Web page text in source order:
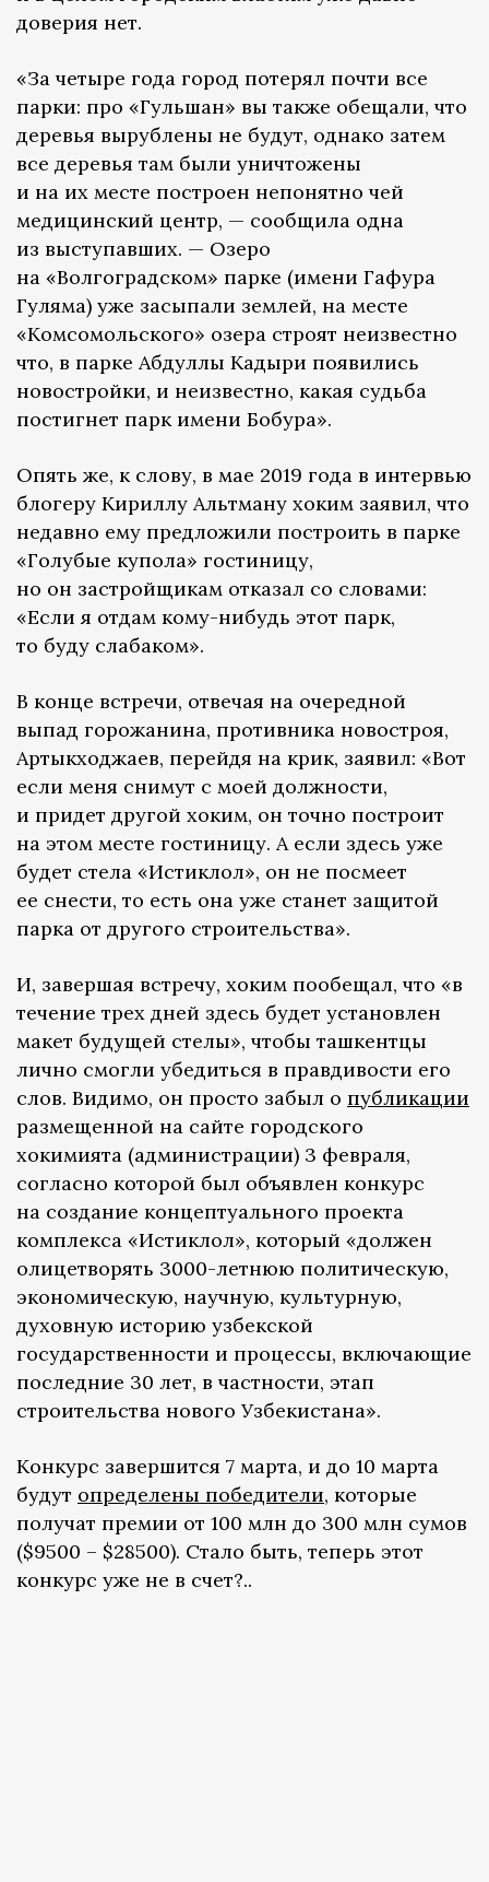
доверия нет.
«За четыре года город потерял почти все
парки: про «Гульшан» вы также обещали, что
деревья вырублены не будут, однако затем
все деревья там были уничтожены
и на их месте построен непонятно чей
медицинский центр, — сообщила одна
из выступавших. — Озеро
на «Волгоградском» парке (имени Гафура
Гуляма) уже засыпали землей, на месте
«Комсомольского» озера строят неизвестно
что, в парке Абдуллы Кадыри появились
новостройки, и неизвестно, какая судьба
постигнет парк имени Бобура».
Опять же, к слову, в мае 2019 года в интервью
блогеру Кириллу Альтману хоким заявил, что
недавно ему предложили построить в парке
«Голубые купола» гостиницу,
но он застройщикам отказал со словами:
«Если я отдам кому-нибудь этот парк,
то буду слабаком».
В конце встречи, отвечая на очередной
выпад горожанина, противника новостроя,
Артыкходжаев, перейдя на крик, заявил: «Вот
если меня снимут с моей должности,
и придет другой хоким, он точно построит
на этом месте гостиницу. А если здесь уже
будет стела «Истиклол», он не посмеет
ее снести, то есть она уже станет защитой
парка от другого строительства».
И, завершая встречу, хоким пообещал, что «в
течение трех дней здесь будет установлен
макет будущей стелы», чтобы ташкентцы
лично смогли убедиться в правдивости его
слов. Видимо, он просто забыл о публикации
размещенной на сайте городского
хокимията (администрации) 3 февраля,
согласно которой был объявлен конкурс
на создание концептуального проекта
комплекса «Истиклол», который «должен
олицетворять 3000-летнюю политическую,
экономическую, научную, культурную,
духовную историю узбекской
государственности и процессы, включающие
последние 30 лет, в частности, этап
строительства нового Узбекистана».
Конкурс завершится 7 марта, и до 10 марта
будут определены победители, которые
получат премии от 100 млн до 300 млн сумов
($9500 – $28500). Стало быть, теперь этот
конкурс уже не в счет?..